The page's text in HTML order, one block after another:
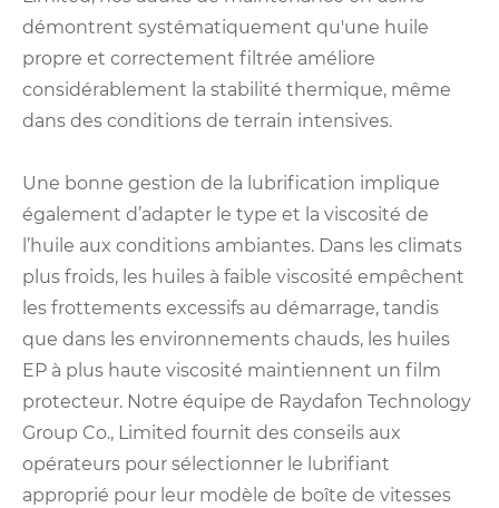
démontrent systématiquement qu'une huile
propre et correctement filtrée améliore
considérablement la stabilité thermique, même
dans des conditions de terrain intensives.
Une bonne gestion de la lubrification implique
également d’adapter le type et la viscosité de
l’huile aux conditions ambiantes. Dans les climats
plus froids, les huiles à faible viscosité empêchent
les frottements excessifs au démarrage, tandis
que dans les environnements chauds, les huiles
EP à plus haute viscosité maintiennent un film
protecteur. Notre équipe de Raydafon Technology
Group Co., Limited fournit des conseils aux
opérateurs pour sélectionner le lubrifiant
approprié pour leur modèle de boîte de vitesses